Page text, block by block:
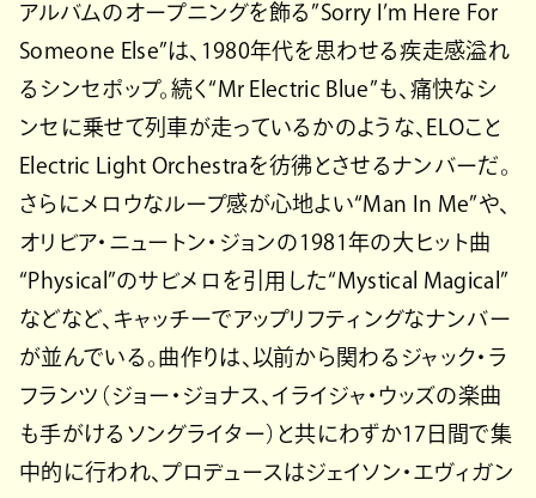
アルバムのオープニングを飾る”Sorry I’m Here For
Someone Else”は、1980年代を思わせる疾走感溢れ
るシンセポップ。続く“Mr Electric Blue”も、痛快なシ
ンセに乗せて列車が走っているかのような、ELOこと
Electric Light Orchestraを彷彿とさせるナンバーだ。
さらにメロウなループ感が心地よい“Man In Me”や、
オリビア・ニュートン・ジョンの1981年の大ヒット曲
“Physical”のサビメロを引用した“Mystical Magical”
などなど、キャッチーでアップリフティングなナンバー
が並んでいる。曲作りは、以前から関わるジャック・ラ
フランツ（ジョー・ジョナス、イライジャ・ウッズの楽曲
も手がけるソングライター）と共にわずか17日間で集
中的に行われ、プロデュースはジェイソン・エヴィガン